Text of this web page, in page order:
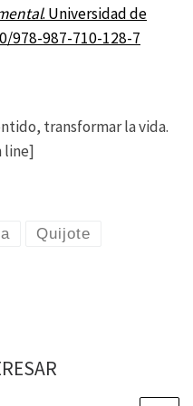
. Universidad de
978-987-710-128-7
transformar la vida.
line]
Quijote